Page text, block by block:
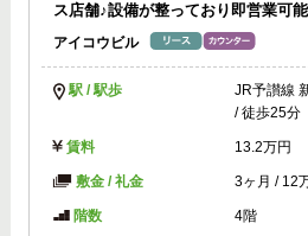
ス店舗♪設備が整っており即営業可能
アイコウビル
駅 / 駅歩
JR予讃線
/ 徒歩25分
賃料 13.2万円
敷金 / 礼金 3ヶ月 / 12
階数 4階